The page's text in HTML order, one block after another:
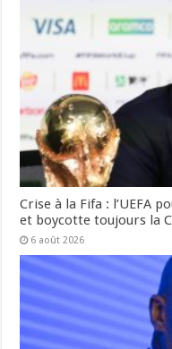
Crise à la Fifa : l’UEFA
et boycotte toujours la
6 août 2026